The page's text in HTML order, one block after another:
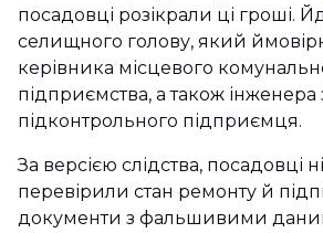
посадовці розікрали ці гроші.
селищного голову, який
керівника місцевого
підприємства, а також інженера
підконтрольного підприємця.
За версією слідства, посадовці
перевірили стан ремонту й
документи з фальшивими